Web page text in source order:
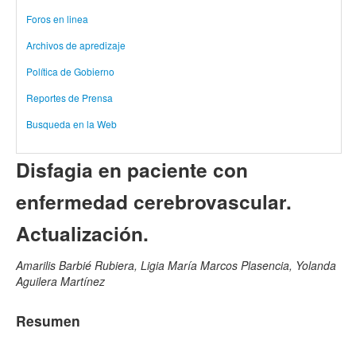
Foros en linea
Archivos de apredizaje
Política de Gobierno
Reportes de Prensa
Busqueda en la Web
Disfagia en paciente con
enfermedad cerebrovascular.
Actualización.
Amarilis Barbié Rubiera, Ligia María Marcos Plasencia, Yolanda
Aguilera Martínez
Resumen